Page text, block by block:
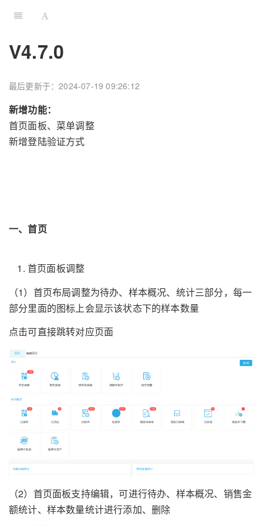
V4.7.0
最后更新于：2024-07-19 09:26:12
新增功能：
首页面板、菜单调整
新增登陆验证方式
一、首页
首页面板调整
（1）首页布局调整为待办、样本概况、统计三部分，每一
部分里面的图标上会显示该状态下的样本数量
点击可直接跳转对应页面
（2）首页面板支持编辑，可进行待办、样本概况、销售金
额统计、样本数量统计进行添加、删除